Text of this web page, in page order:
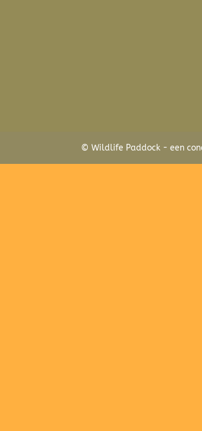
© Wildlife Paddock - een